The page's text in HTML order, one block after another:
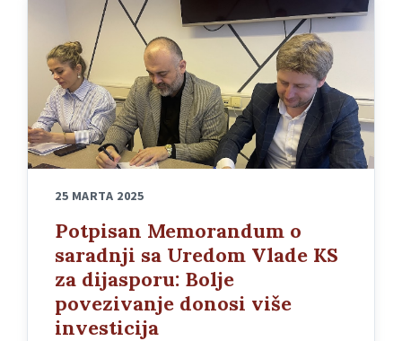
25 MARTA 2025
Potpisan Memorandum o
saradnji sa Uredom Vlade KS
za dijasporu: Bolje
povezivanje donosi više
investicija